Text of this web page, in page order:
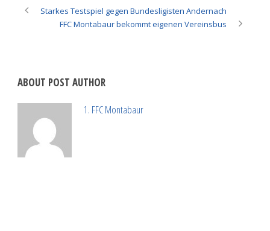
Starkes Testspiel gegen Bundesligisten Andernach
FFC Montabaur bekommt eigenen Vereinsbus
ABOUT POST AUTHOR
1. FFC Montabaur